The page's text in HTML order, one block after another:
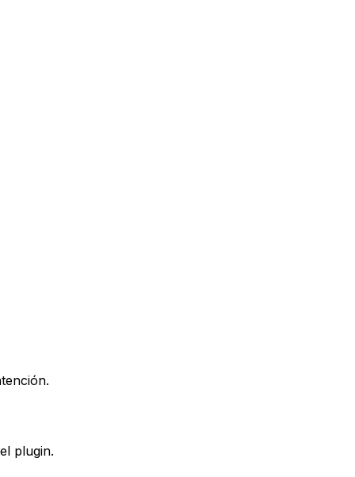
plugin.